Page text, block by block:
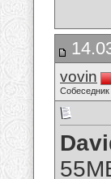
vovin
Собеседник